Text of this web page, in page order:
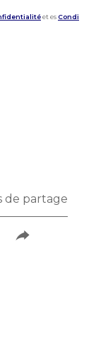
et es Condi
de partage